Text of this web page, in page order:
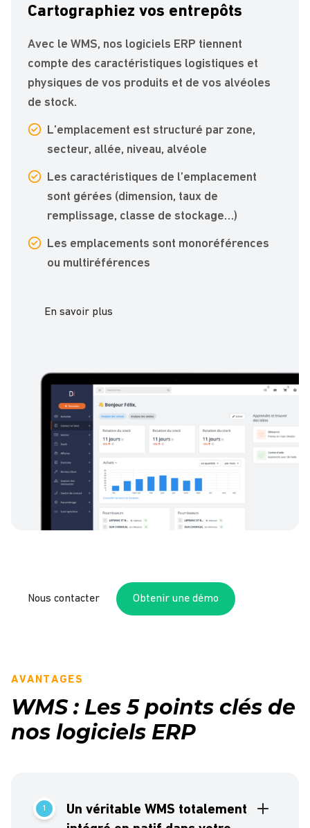
Cartographiez vos entrepôts
Avec le WMS, nos logiciels ERP tiennent
compte des caractéristiques logistiques et
physiques de vos produits et de vos alvéoles
de stock.
L’emplacement est structuré par zone,
secteur, allée, niveau, alvéole
Les caractéristiques de l’emplacement
sont gérées (dimension, taux de
remplissage, classe de stockage…)
Les emplacements sont monoréférences
ou multiréférences
En savoir plus
Nous contacter Obtenir une démo
AVANTAGES
WMS : Les 5 points clés de
nos logiciels ERP
1
Un véritable WMS totalement